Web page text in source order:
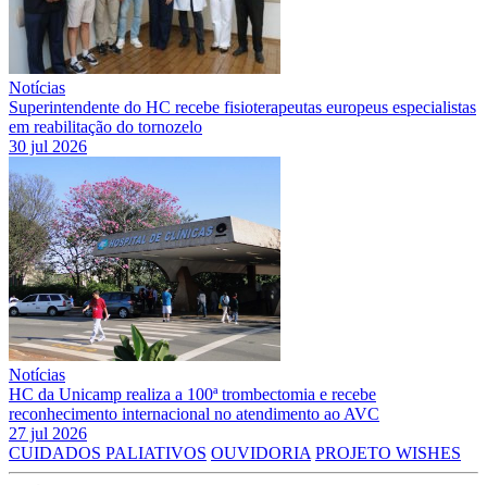
Notícias
Superintendente do HC recebe fisioterapeutas europeus especialistas
em reabilitação do tornozelo
30 jul 2026
Notícias
HC da Unicamp realiza a 100ª trombectomia e recebe
reconhecimento internacional no atendimento ao AVC
27 jul 2026
CUIDADOS PALIATIVOS OUVIDORIA PROJETO WISHES